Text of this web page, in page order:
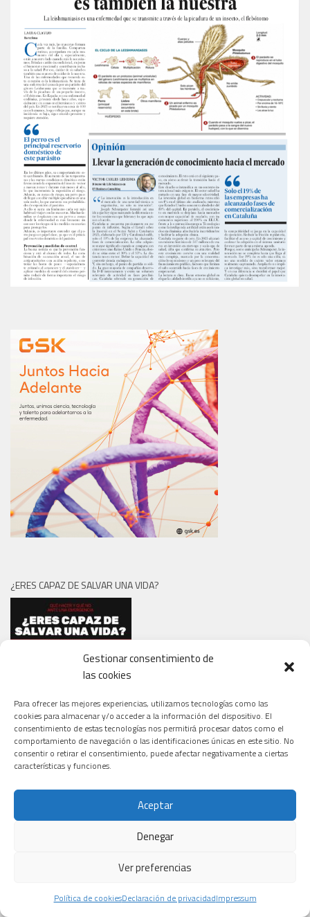
Gestionar consentimiento de
las cookies
Para ofrecer las mejores experiencias, utilizamos tecnologías como las
cookies para almacenar y/o acceder a la información del dispositivo. El
consentimiento de estas tecnologías nos permitirá procesar datos como el
comportamiento de navegación o las identificaciones únicas en este sitio. No
consentir o retirar el consentimiento, puede afectar negativamente a ciertas
características y funciones.
Aceptar
Denegar
Ver preferencias
Política de cookiesDeclaración de privacidadImpressum
¿ERES CAPAZ DE SALVAR UNA VIDA?